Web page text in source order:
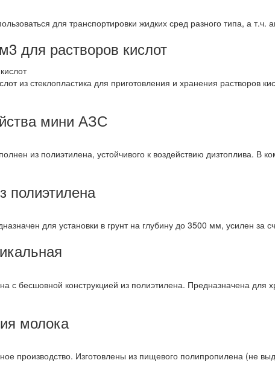
для транспортировки жидких сред разного типа, а т.ч.
для растворов кислот
из стеклопластика для приготовления и хранения растворов
мини АЗС
из полиэтилена, устойчивого к воздействию дизтоплива. В
полиэтилена
для установки в грунт на глубину до 3500 мм, усилен за
с бесшовной конструкцией из полиэтилена. Предназначена для
молока
производство. Изготовлены из пищевого полипропилена (не